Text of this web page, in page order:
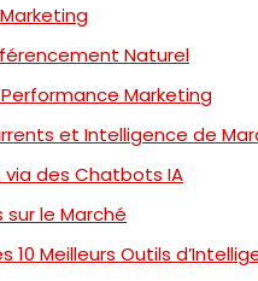
Naturel
Marketing
et Intelligence de
des Chatbots IA
sur le Marché
10 Meilleurs Outils